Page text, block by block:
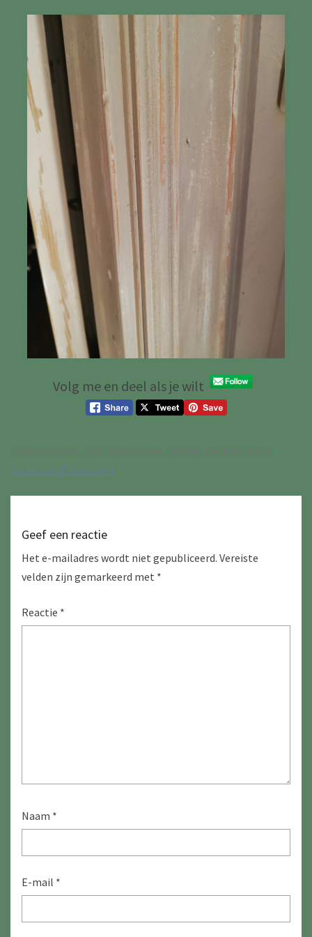
Volg me en deel als je wilt
Reactie Plaatsen
Geef een reactie
Het e-mailadres wordt niet gepubliceerd. Vereiste
velden zijn gemarkeerd met *
Reactie *
Naam *
E-mail *